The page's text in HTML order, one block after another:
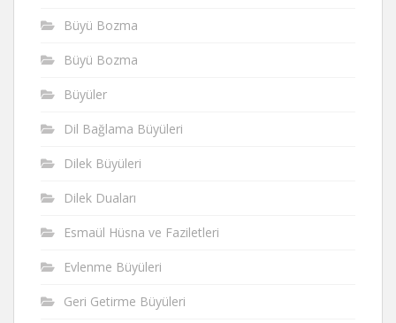
Büyü Bozma
Büyü Bozma
Büyüler
Dil Bağlama Büyüleri
Dilek Büyüleri
Dilek Duaları
Esmaül Hüsna ve Faziletleri
Evlenme Büyüleri
Geri Getirme Büyüleri